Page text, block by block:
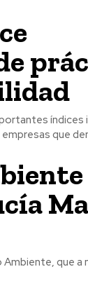
índices
que
Ambiente, que a